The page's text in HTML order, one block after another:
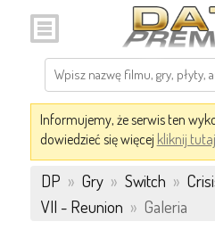
Informujemy, że serwis ten
dowiedzieć się więcej kliknij tutaj
DP » Gry » Switch »
VII - Reunion » Galeria